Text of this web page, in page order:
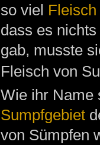
so viel Fleisch
dass es
gab, musste
Fleisch von
Wie ihr Name
Sumpfgebiet
von Sümpfen